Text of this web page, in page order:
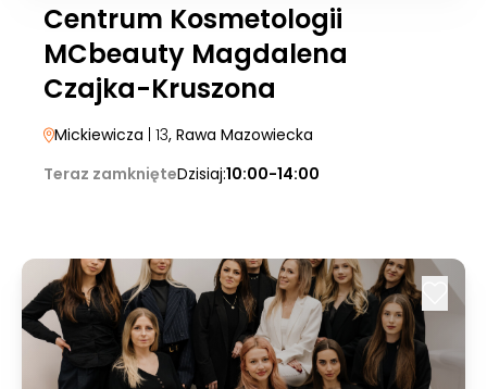
Centrum Kosmetologii
MCbeauty Magdalena
Czajka-Kruszona
Mickiewicza | 13, Rawa Mazowiecka
Teraz zamknięteDzisiaj:10:00-14:00